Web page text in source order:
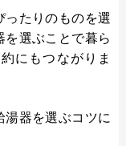
ったりのものを選
を選ぶことで暮ら
にもつながりま
湯器を選ぶコツに